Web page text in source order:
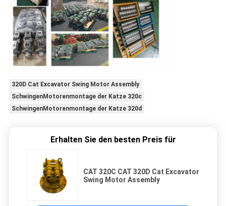
320D Cat Excavator Swing Motor Assembly
SchwingenMotorenmontage der Katze 320c
SchwingenMotorenmontage der Katze 320d
Erhalten Sie den besten Preis für
CAT 320C CAT 320D Cat Excavator
Swing Motor Assembly